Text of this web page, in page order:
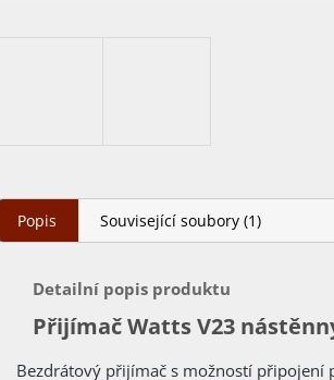
Popis Související soubory (1)
Detailní popis produktu
Přijímač Watts V23
Bezdrátový přijímač s možností připojení